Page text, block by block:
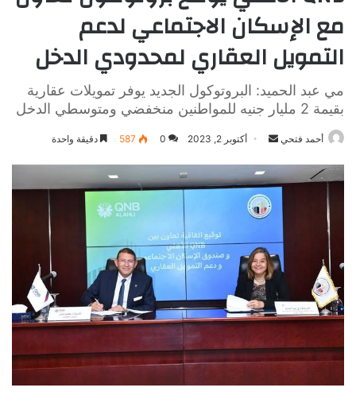
مع الإسكان الاجتماعي لدعم
التمويل العقاري لمحدودي الدخل
مي عبد الحميد: البروتوكول الجديد يوفر تمويلات عقارية
بقيمة 2 مليار جنيه للمواطنين منخفضي ومتوسطي الدخل
أحمد فتحي
أرسل
إلكترونيا
أكتوبر 2, 2023 0
587 دقيقة واحدة